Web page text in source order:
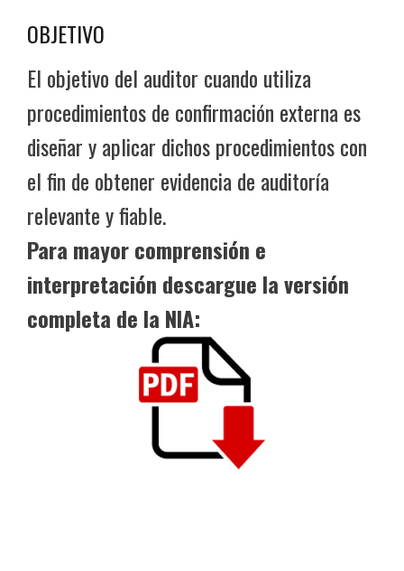
OBJETIVO
El objetivo del auditor cuando utiliza
procedimientos de confirmación externa es
diseñar y aplicar dichos procedimientos con
el fin de obtener evidencia de auditoría
relevante y fiable.
Para mayor comprensión e
interpretación descargue la versión
completa de la NIA: